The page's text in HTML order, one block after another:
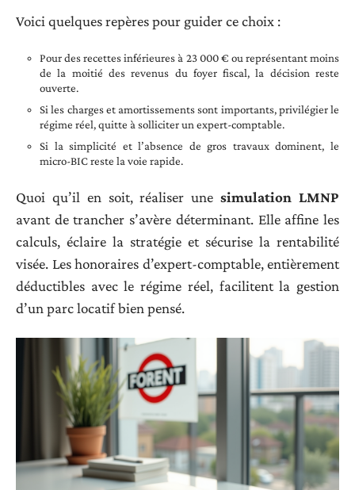
Voici quelques repères pour guider ce choix :
Pour des recettes inférieures à 23 000 € ou représentant moins
de la moitié des revenus du foyer fiscal, la décision reste
ouverte.
Si les charges et amortissements sont importants, privilégier le
régime réel, quitte à solliciter un expert-comptable.
Si la simplicité et l’absence de gros travaux dominent, le
micro-BIC reste la voie rapide.
Quoi qu’il en soit, réaliser unesimulation LMNP
avant de trancher s’avère déterminant. Elle affine les
calculs, éclaire la stratégie et sécurise la rentabilité
visée. Les honoraires d’expert-comptable, entièrement
déductibles avec le régime réel, facilitent la gestion
d’un parc locatif bien pensé.